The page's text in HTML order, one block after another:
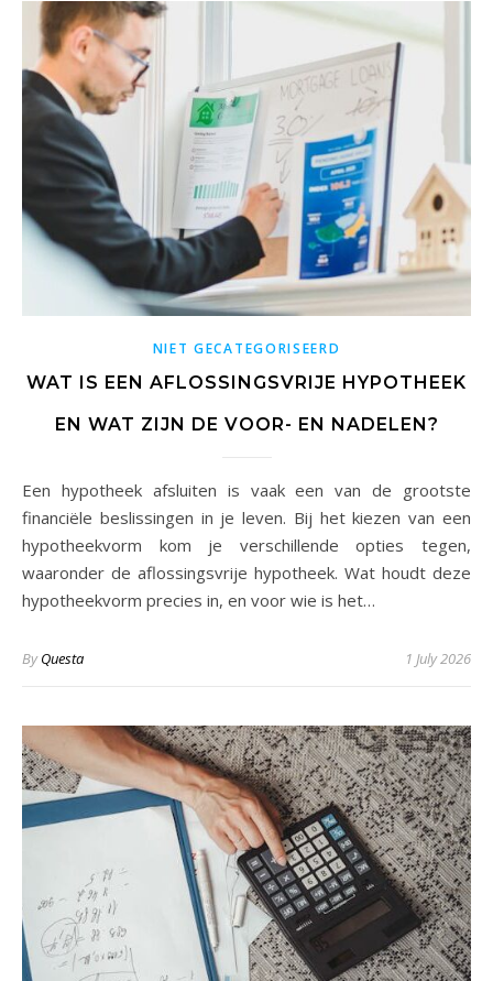
NIET GECATEGORISEERD
WAT IS EEN AFLOSSINGSVRIJE HYPOTHEEK
EN WAT ZIJN DE VOOR- EN NADELEN?
Een hypotheek afsluiten is vaak een van de grootste
financiële beslissingen in je leven. Bij het kiezen van een
hypotheekvorm kom je verschillende opties tegen,
waaronder de aflossingsvrije hypotheek. Wat houdt deze
hypotheekvorm precies in, en voor wie is het…
ByQuesta 1 July 2026